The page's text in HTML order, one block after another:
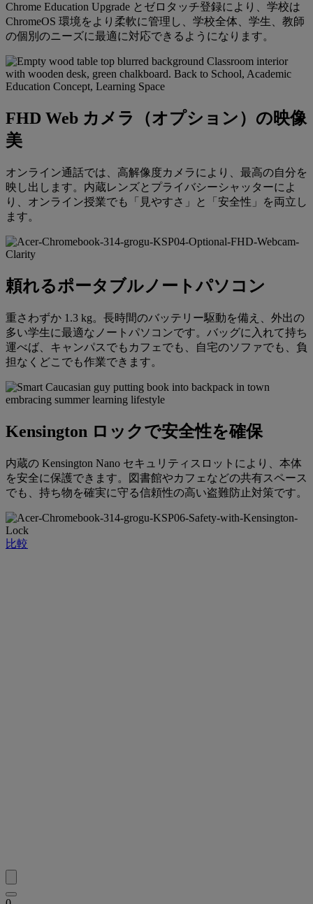
Chrome Education Upgrade とゼロタッチ登録により、学校は
ChromeOS 環境をより柔軟に管理し、学校全体、学生、教師
の個別のニーズに最適に対応できるようになります。
FHD Web カメラ（オプション）の映像
美
オンライン通話では、高解像度カメラにより、最高の自分を
映し出します。内蔵レンズとプライバシーシャッターによ
り、オンライン授業でも「見やすさ」と「安全性」を両立し
ます。
頼れるポータブルノートパソコン
重さわずか 1.3 kg。長時間のバッテリー駆動を備え、外出の
多い学生に最適なノートパソコンです。バッグに入れて持ち
運べば、キャンパスでもカフェでも、自宅のソファでも、負
担なくどこでも作業できます。
Kensington ロックで安全性を確保
内蔵の Kensington Nano セキュリティスロットにより、本体
を安全に保護できます。図書館やカフェなどの共有スペース
でも、持ち物を確実に守る信頼性の高い盗難防止対策です。
比較